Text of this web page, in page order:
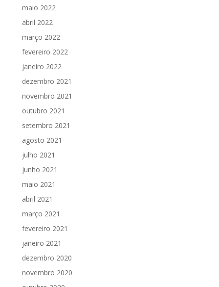
maio 2022
abril 2022
março 2022
fevereiro 2022
janeiro 2022
dezembro 2021
novembro 2021
outubro 2021
setembro 2021
agosto 2021
julho 2021
junho 2021
maio 2021
abril 2021
março 2021
fevereiro 2021
janeiro 2021
dezembro 2020
novembro 2020